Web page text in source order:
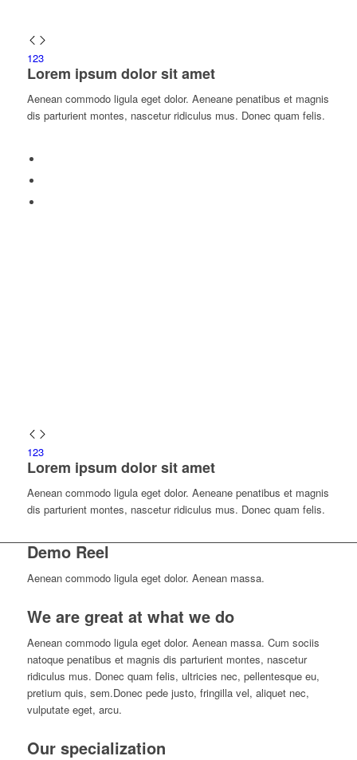
123
Lorem ipsum dolor sit amet
Aenean commodo ligula eget dolor. Aeneane penatibus et magnis
dis parturient montes, nascetur ridiculus mus. Donec quam felis.
123
Lorem ipsum dolor sit amet
Aenean commodo ligula eget dolor. Aeneane penatibus et magnis
dis parturient montes, nascetur ridiculus mus. Donec quam felis.
Demo Reel
Aenean commodo ligula eget dolor. Aenean massa.
We are great at what we do
Aenean commodo ligula eget dolor. Aenean massa. Cum sociis
natoque penatibus et magnis dis parturient montes, nascetur
ridiculus mus. Donec quam felis, ultricies nec, pellentesque eu,
pretium quis, sem.Donec pede justo, fringilla vel, aliquet nec,
vulputate eget, arcu.
Our specialization